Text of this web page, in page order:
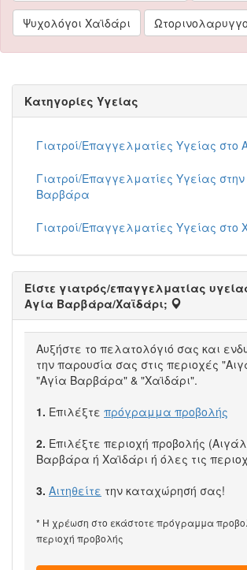
Ψυχολόγοι Χαϊδάρι
Κατηγορίες Υγείας
Γιατροί/Επαγγελματίες Υγείας στο
Γιατροί/Επαγγελματίες Υγείας
Βαρβάρα
Γιατροί/Επαγγελματίες Υγείας στο
Είστε γιατρός/επαγγελματίας
Αγία Βαρβάρα/Χαϊδάρι;
Αυξήστε το πελατολόγιό σας και
την παρουσία σας στις περιοχές
"Αγία Βαρβάρα" & "Χαϊδάρι".
1. Επιλέξτε πρόγραμμα προβολής
2. Επιλέξτε περιοχή προβολής
Βαρβάρα ή Χαϊδάρι ή όλες τις
3. Αιτηθείτε την καταχώρησή σας!
* Η χρέωση στο εκάστοτε πρόγραμμα
περιοχή προβολής